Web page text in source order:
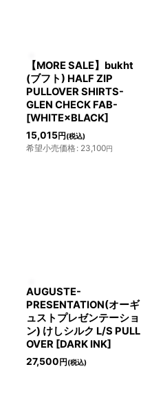
【MORE SALE】bukht
(ブフト) HALF ZIP
PULLOVER SHIRTS-
GLEN CHECK FAB-
[WHITE×BLACK]
15,015円 (税込)
希望小売価格: 23,100円
AUGUSTE-
PRESENTATION(オーギ
ュストプレゼンテーショ
ン) けしシルク L/S PULL
OVER [DARK INK]
27,500 円 (税込)